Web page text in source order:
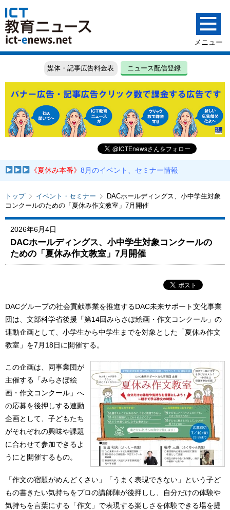
媒体・記事広告料金表 ニュース配信登録
《夏休み本番》8月のイベント、セミナー情報
トップ イベント・セミナー
DACホールディングス、小中学生対象
コンクールのための「夏休み作文教室」7月開催
2026年6月4日
DACホールディングス、小中学生対象コンクールの
ための「夏休み作文教室」7月開催
DACグループの社会貢献事業を推進するDAC未来サポート文化事業
団は、文部科学省後援「第14回みらさぽ絵画・作文コンクール」の
連動企画として、小学生から中学生までを対象とした「夏休み作文
教室」を7月18日に開催する。
この企画は、同事業団が
主催する「みらさぽ絵
画・作文コンクール」へ
の応募を後押しする連動
企画として、子どもたち
がそれぞれの興味や課題
に合わせて参加できるよ
うにと開催するもの。
「作文の宿題がめんどくさい」「うまく表現できない」という子ど
もの書きたい気持ちをプロの講師陣が後押しし、自分だけの体験や
気持ちを言葉にする「作文」で表現する楽しさを体験できる場を提